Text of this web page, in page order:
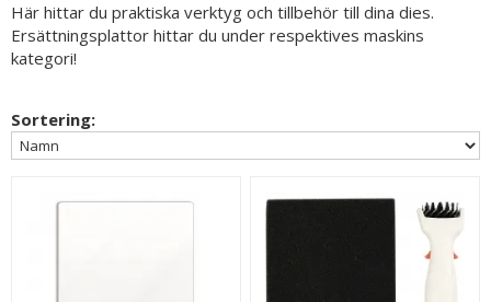
Här hittar du praktiska verktyg och tillbehör till dina dies.
Ersättningsplattor hittar du under respektives maskins
kategori!
Sortering: